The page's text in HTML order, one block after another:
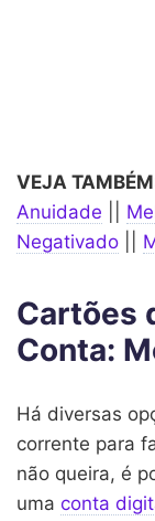
VEJA
Anuidade
Negativado
Cartões
Conta:
Há diversas
corrente para
não queira, é
uma conta